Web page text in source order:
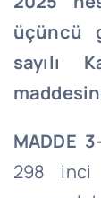
üçüncü
sayılı
MADDE
298 inci